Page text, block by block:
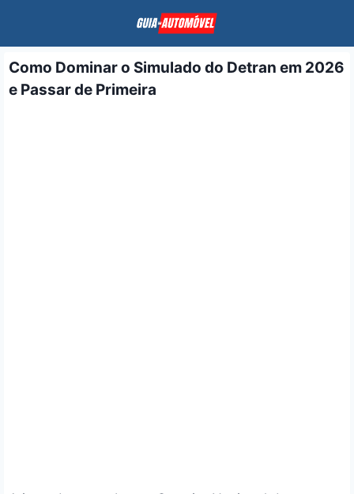
Conteúdo
Como Dominar o Simulado do Detran em 2026
e Passar de Primeira